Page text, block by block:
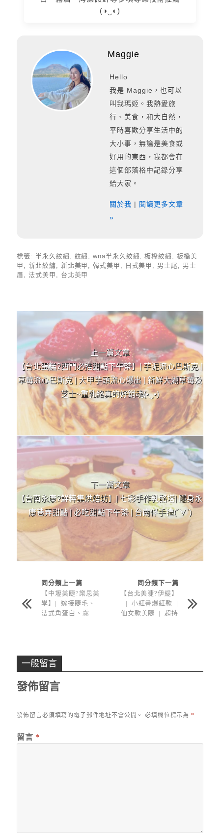
(◑‿◐)
Maggie
Hello
我是 Maggie，也可以
叫我瑪姬。我熱愛旅
行、美食，和大自然，
平時喜歡分享生活中的
大小事，無論是美食或
好用的東西，我都會在
這個部落格中記錄分享
給大家。
關於我 | 閱讀更多文章
»
標籤:半永久紋繡 紋繡 ,wna半永久紋繡 ,板橋紋繡
板橋美
甲
,新北紋繡 新北美甲 ,韓式美甲 日式美甲 男士尾
男士
眉
,法式美甲 台北美甲
上 / 下一篇文章
上一篇文章
【台北蛋糕?西門必推甜點下午茶】| 芋泥流心巴斯克 |
草莓流心巴斯克 | 大甲芋頭流心爆出 | 新鮮大湖草莓及
芝士~重乳絡真的好銷魂(•‿•)
下一篇文章
【台南永康?鮮粹集烘焙坊】| 七彩手作乳酪塔| 隱身永
康巷弄甜點 | 必吃甜點下午茶 | 台南伴手禮(´∀`)
同分類上一篇
【中壢美睫?樂思美
學】| 嫁接睫毛、
法式角蛋白、霧
同分類下一篇
【台北美睫?伊緹】
| 小紅書爆紅款 |
仙女款美睫 | 超持
一般留言
發佈留言
發佈留言必須填寫的電子郵件地址不會公開。 必填欄位標示為 *
留言 *